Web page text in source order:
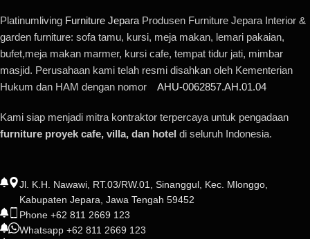
Platinumliving Furniture Jepara Produsen Furniture Jepara Interior &
garden furniture: sofa tamu, kursi, meja makan, lemari pakaian,
bufet,meja makan marmer, kursi cafe, tempat tidur jati, mimbar
masjid. Perusahaan kami telah resmi disahkan oleh Kementerian
Hukum dan HAM dengan nomor AHU-0062857.AH.01.04
Kami siap menjadi mitra kontraktor terpercaya untuk pengadaan
furniture proyek cafe, villa, dan hotel di seluruh Indonesia.
Jl. K.H. Nawawi, RT.03/RW.01, Sinanggul, Kec. Mlonggo,
Kabupaten Jepara, Jawa Tengah 59452
Phone +62 811 2669 123
Whatsapp +62 811 2669 123